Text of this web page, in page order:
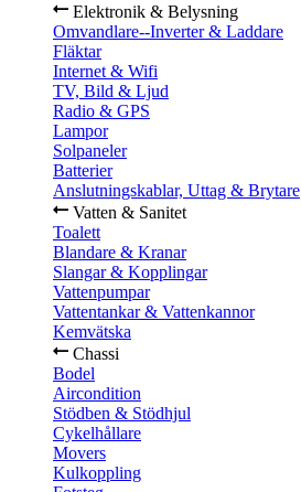
Elektronik & Belysning
Omvandlare--Inverter & Laddare
Fläktar
Internet & Wifi
TV, Bild & Ljud
Radio & GPS
Lampor
Solpaneler
Batterier
Anslutningskablar, Uttag & Brytare
Vatten & Sanitet
Toalett
Blandare & Kranar
Slangar & Kopplingar
Vattenpumpar
Vattentankar & Vattenkannor
Kemvätska
Chassi
Bodel
Aircondition
Stödben & Stödhjul
Cykelhållare
Movers
Kulkoppling